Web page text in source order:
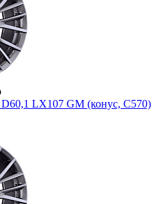
LX107 GM (конус, C570)